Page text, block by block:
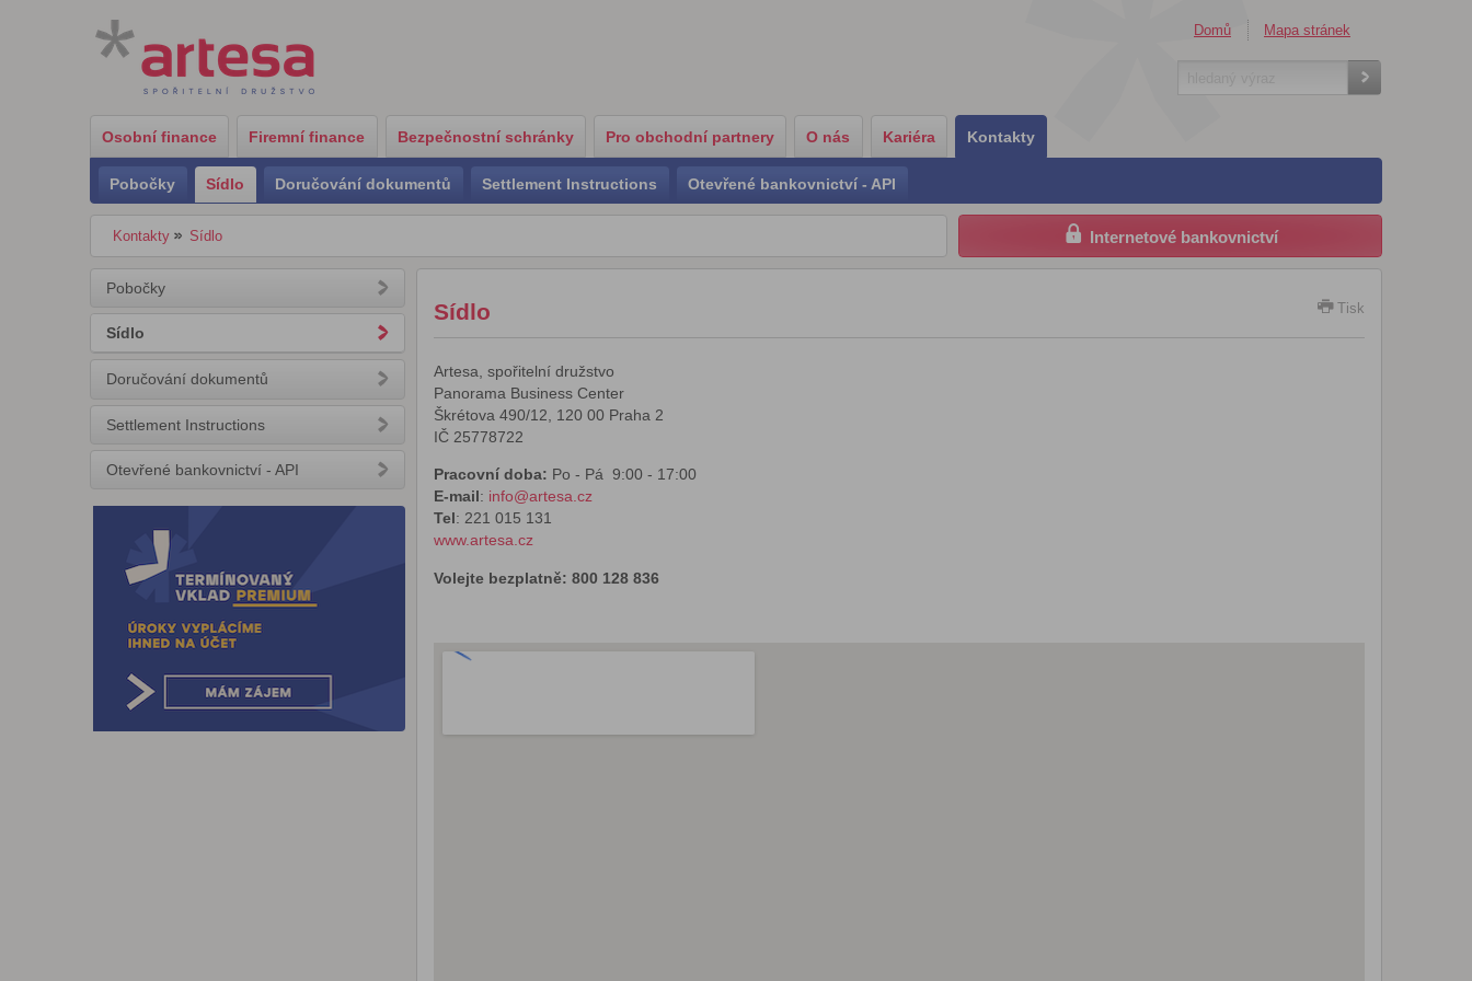
Domů Mapa stránek
Osobní finance Firemní finance Bezpečnostní schránky Pro obchodní partnery O nás Kariéra Kontakty
Pobočky Sídlo Doručování dokumentů Settlement Instructions Otevřené bankovnictví - API
Kontakty Sídlo Internetové bankovnictví
Tisk
Sídlo
Artesa, spořitelní družstvo
Panorama Business Center
Škrétova 490/12, 120 00 Praha 2
IČ 25778722
Pracovní doba: Po - Pá 9:00 - 17:00
E-mail: info@artesa.cz
Tel: 221 015 131
www.artesa.cz
Volejte bezplatně: 800 128 836
Pobočky
Sídlo
Doručování dokumentů
Settlement Instructions
Otevřené bankovnictví - API